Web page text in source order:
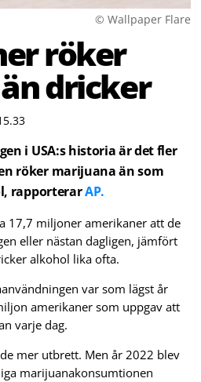
© Wallpaper Flare
röker
dricker
i USA:s historia är det fler
röker marijuana än som
rapporterarAP.
17,7 miljoner amerikaner att de
eller nästan dagligen, jämfört
alkohol lika ofta.
var som lägst år
amerikaner som uppgav att
varje dag.
mer utbrett. Men år 2022 blev
marijuanakonsumtionen